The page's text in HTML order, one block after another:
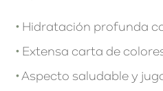
• Hidratación profunda
• Extensa carta de
•Aspecto saludable y